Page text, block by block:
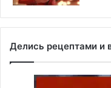
Делись рецептами и